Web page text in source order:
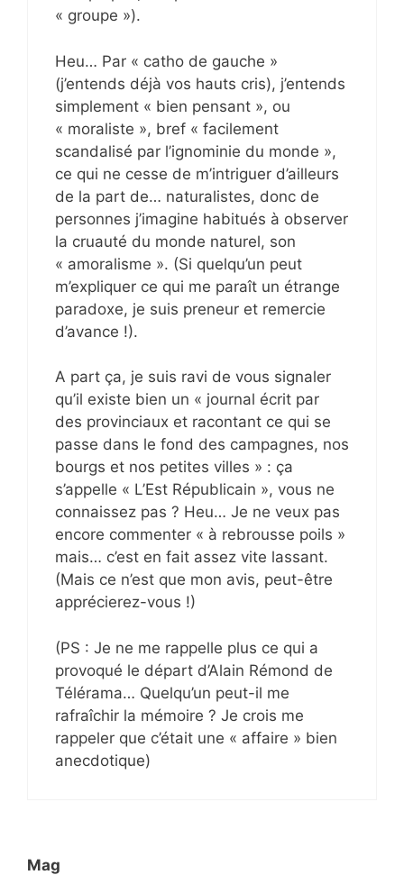
« groupe »).
Heu… Par « catho de gauche »
(j’entends déjà vos hauts cris), j’entends
simplement « bien pensant », ou
« moraliste », bref « facilement
scandalisé par l’ignominie du monde »,
ce qui ne cesse de m’intriguer d’ailleurs
de la part de… naturalistes, donc de
personnes j’imagine habitués à observer
la cruauté du monde naturel, son
« amoralisme ». (Si quelqu’un peut
m’expliquer ce qui me paraît un étrange
paradoxe, je suis preneur et remercie
d’avance !).
A part ça, je suis ravi de vous signaler
qu’il existe bien un « journal écrit par
des provinciaux et racontant ce qui se
passe dans le fond des campagnes, nos
bourgs et nos petites villes » : ça
s’appelle « L’Est Républicain », vous ne
connaissez pas ? Heu… Je ne veux pas
encore commenter « à rebrousse poils »
mais… c’est en fait assez vite lassant.
(Mais ce n’est que mon avis, peut-être
apprécierez-vous !)
(PS : Je ne me rappelle plus ce qui a
provoqué le départ d’Alain Rémond de
Télérama… Quelqu’un peut-il me
rafraîchir la mémoire ? Je crois me
rappeler que c’était une « affaire » bien
anecdotique)
Mag